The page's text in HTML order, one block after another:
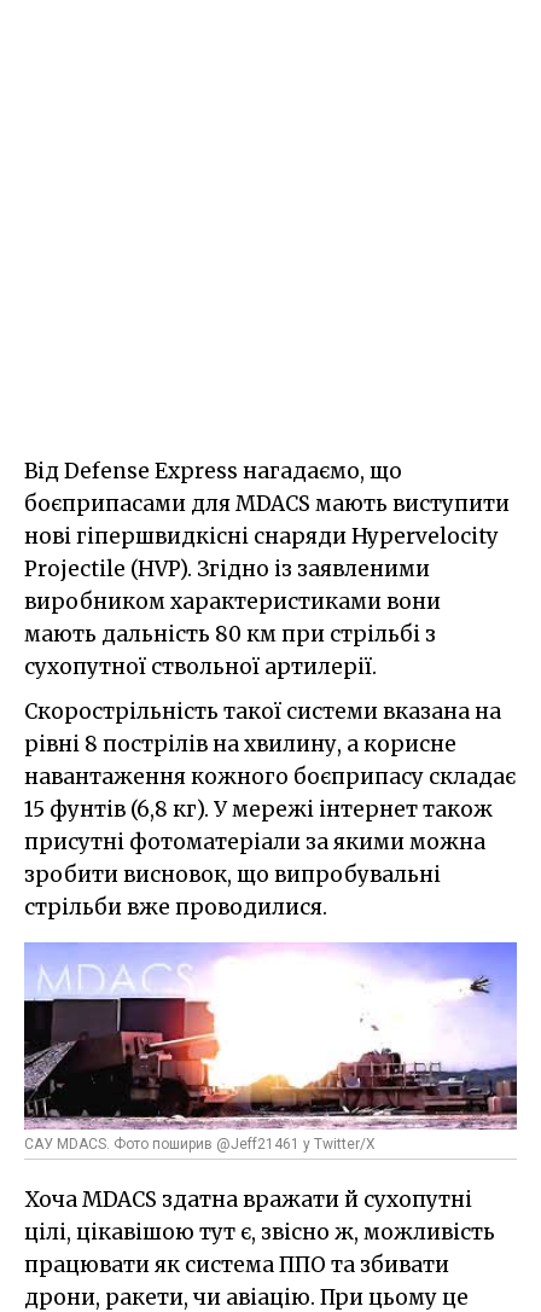
Від Defense Express нагадаємо, що
боєприпасами для MDACS мають виступити
нові гіпершвидкісні снаряди Hypervelocity
Projectile (HVP). Згідно із заявленими
виробником характеристиками вони
мають дальність 80 км при стрільбі з
сухопутної ствольної артилерії.
Скорострільність такої системи вказана на
рівні 8 пострілів на хвилину, а корисне
навантаження кожного боєприпасу складає
15 фунтів (6,8 кг). У мережі інтернет також
присутні фотоматеріали за якими можна
зробити висновок, що випробувальні
стрільби вже проводилися.
САУ MDACS. Фото поширив @Jeff21461 у Twitter/X
Хоча MDACS здатна вражати й сухопутні
цілі, цікавішою тут є, звісно ж, можливість
працювати як система ППО та збивати
дрони, ракети, чи авіацію. При цьому це